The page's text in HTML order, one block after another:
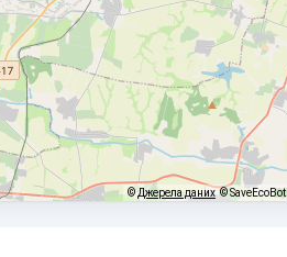
©Джерела даних © SaveEcoBot